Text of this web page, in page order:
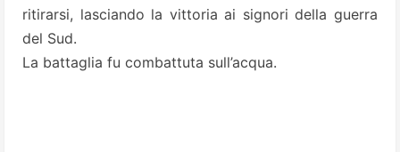
ritirarsi, lasciando la vittoria ai signori della guerra
del Sud.
La battaglia fu combattuta sull’acqua.